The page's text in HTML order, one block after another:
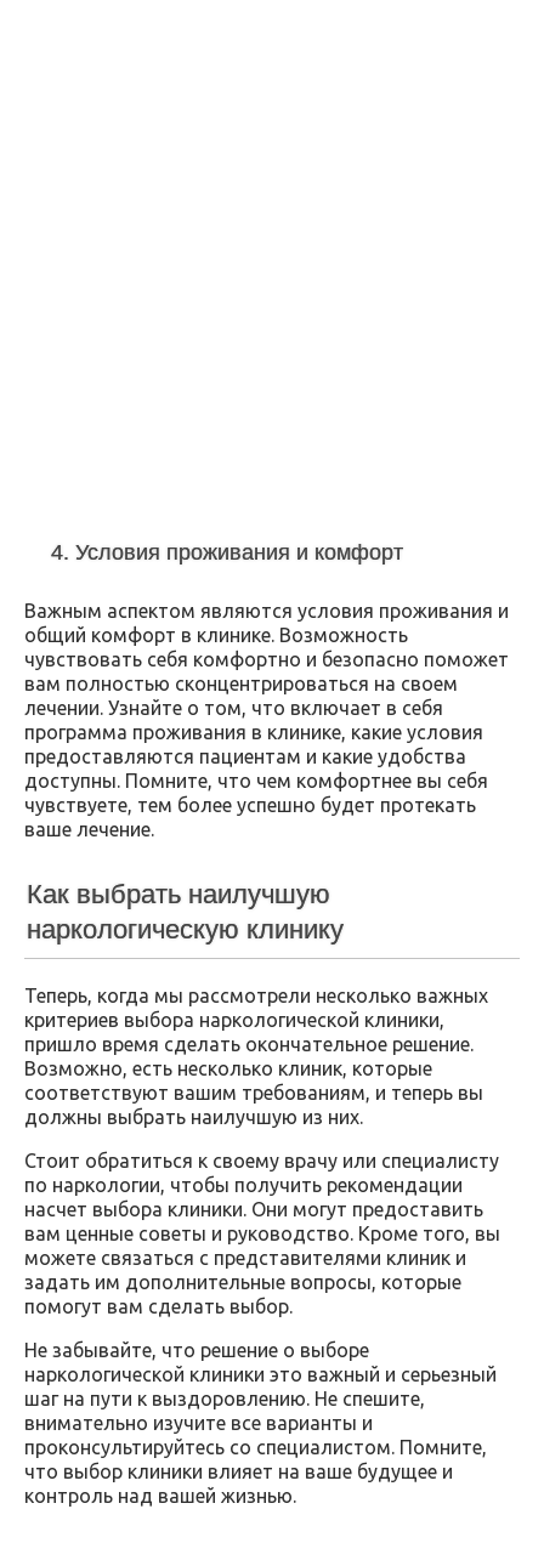
4. Условия проживания и комфорт
Важным аспектом являются условия проживания и
общий комфорт в клинике. Возможность
чувствовать себя комфортно и безопасно поможет
вам полностью сконцентрироваться на своем
лечении. Узнайте о том, что включает в себя
программа проживания в клинике, какие условия
предоставляются пациентам и какие удобства
доступны. Помните, что чем комфортнее вы себя
чувствуете, тем более успешно будет протекать
ваше лечение.
Как выбрать наилучшую
наркологическую клинику
Теперь, когда мы рассмотрели несколько важных
критериев выбора наркологической клиники,
пришло время сделать окончательное решение.
Возможно, есть несколько клиник, которые
соответствуют вашим требованиям, и теперь вы
должны выбрать наилучшую из них.
Стоит обратиться к своему врачу или специалисту
по наркологии, чтобы получить рекомендации
насчет выбора клиники. Они могут предоставить
вам ценные советы и руководство. Кроме того, вы
можете связаться с представителями клиник и
задать им дополнительные вопросы, которые
помогут вам сделать выбор.
Не забывайте, что решение о выборе
наркологической клиники это важный и серьезный
шаг на пути к выздоровлению. Не спешите,
внимательно изучите все варианты и
проконсультируйтесь со специалистом. Помните,
что выбор клиники влияет на ваше будущее и
контроль над вашей жизнью.